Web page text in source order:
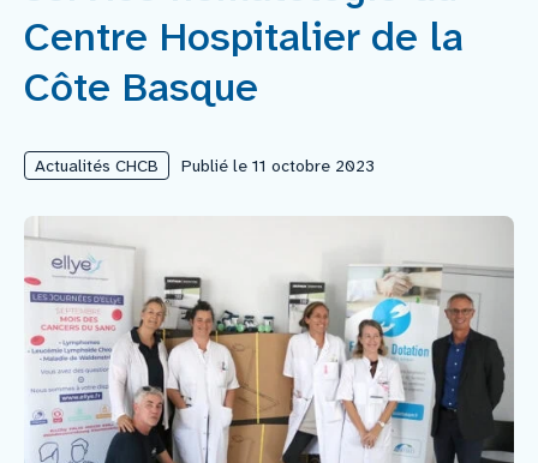
Vous êtes
Venir au CHCB
Espace agent
Faire un don
Centre Hospitalier de la
Côte Basque
Actualités CHCB Publié le 11 octobre 2023